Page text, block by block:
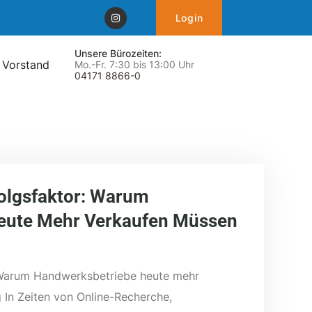
Login
Unsere Bürozeiten:
Mo.-Fr. 7:30 bis 13:00 Uhr
04171 8866-0
Warum
Mehr Verkaufen Müssen
Handwerksbetriebe heute mehr
Zeiten von Online-Recherche,